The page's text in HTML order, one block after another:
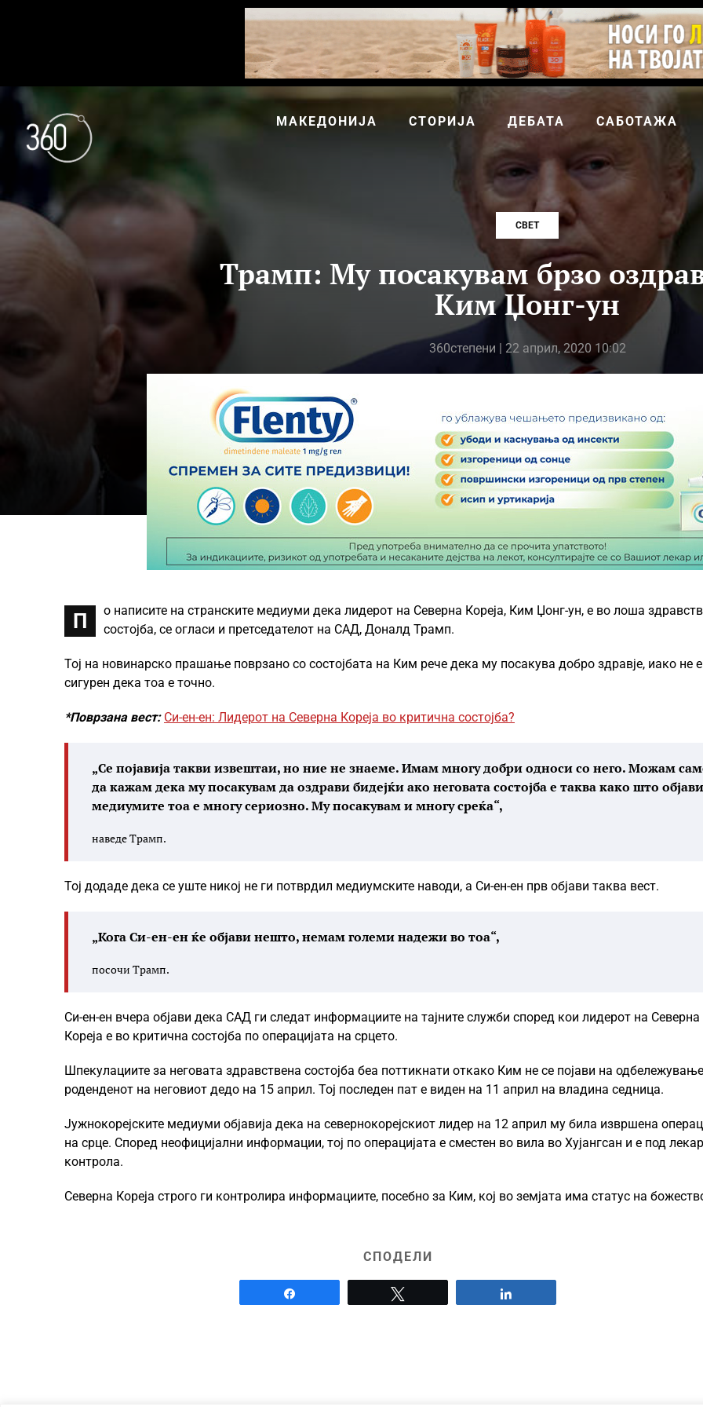
МАКЕДОНИЈА СТОРИЈА ДЕБАТА САБОТАЖА
СВЕТ
Трамп: Му посакувам брзо
Ким Џонг-ун
360степени | 22 април, 2020 10:02
П
о написите на странските медиуми дека лидерот на Северна Кореја, Ким Џонг-ун, е во лоша
состојба, се огласи и претседателот на САД, Доналд Трамп.
Тој на новинарско прашање поврзано со состојбата на Ким рече дека му посакува добро здравје, иако не е
сигурен дека тоа е точно.
*Поврзана вест: Си-ен-ен: Лидерот на Северна Кореја во критична состојба?
„Се појавија такви извештаи, но ние не знаеме. Имам многу добри односи со него. Можам
да кажам дека му посакувам да оздрави бидејќи ако неговата состојба е таква како што
медиумите тоа е многу сериозно. Му посакувам и многу среќа“,
наведе Трамп.
Тој додаде дека се уште никој не ги потврдил медиумските наводи, а Си-ен-ен прв објави таква вест.
„Кога Си-ен-ен ќе објави нешто, немам големи надежи во тоа“,
посочи Трамп.
Си-ен-ен вчера објави дека САД ги следат информациите на тајните служби според кои лидерот на Северна
Кореја е во критична состојба по операцијата на срцето.
Шпекулациите за неговата здравствена состојба беа поттикнати откако Ким не се појави на
роденденот на неговиот дедо на 15 април. Тој последен пат е виден на 11 април на владина седница.
Јужнокорејските медиуми објавија дека на севернокорејскиот лидер на 12 април му била извршена
на срце. Според неофицијални информации, тој по операцијата е сместен во вила во Хујангсан и е под
контрола.
Северна Кореја строго ги контролира информациите, посебно за Ким, кој во земјата има статус на
СПОДЕЛИ